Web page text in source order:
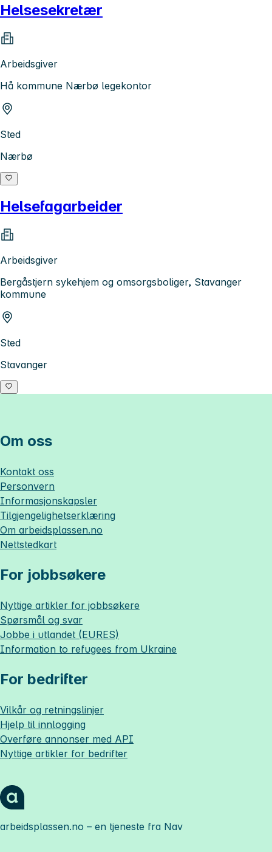
Helsesekretær
Arbeidsgiver
Hå kommune Nærbø legekontor
Sted
Nærbø
Helsefagarbeider
Arbeidsgiver
Bergåstjern sykehjem og omsorgsboliger, Stavanger
kommune
Sted
Stavanger
Om oss
Kontakt oss
Personvern
Informasjonskapsler
Tilgjengelighetserklæring
Om arbeidsplassen.no
Nettstedkart
For jobbsøkere
Nyttige artikler for jobbsøkere
Spørsmål og svar
Jobbe i utlandet (EURES)
Information to refugees from Ukraine
For bedrifter
Vilkår og retningslinjer
Hjelp til innlogging
Overføre annonser med API
Nyttige artikler for bedrifter
arbeidsplassen.no – en tjeneste fra Nav